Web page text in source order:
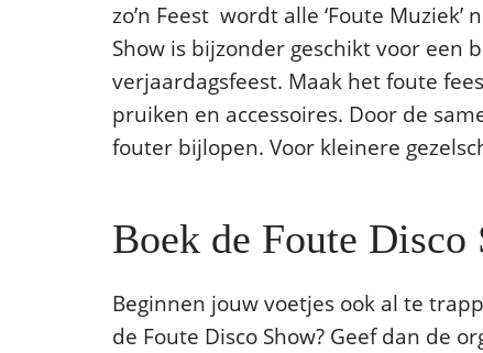
zo’n Feest wordt alle ‘Foute
Show is bijzonder geschikt voor een
verjaardagsfeest. Maak het foute
pruiken en accessoires. Door de
fouter bijlopen. Voor kleinere
Boek de Foute
Beginnen jouw voetjes ook al te
de Foute Disco Show? Geef dan de